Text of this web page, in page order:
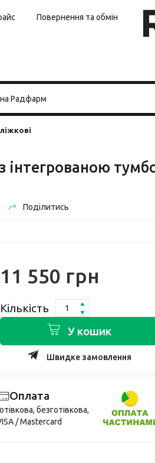
Повернення та обмін
Поділитись
11 550 грн
Кількість
У кошик
Швидке замовлення
Оплата
безготівкова,
/ Mastercard